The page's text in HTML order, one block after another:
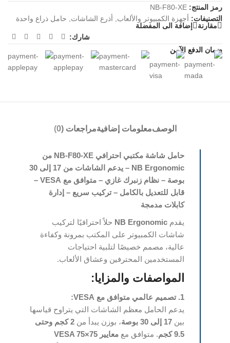
رمز المنتج: NB-F80-XE
التصنيفات: أجهزة الكمبيوتر والألعاب أذرع الشاشات
حامل ذراع واحدة
مقارنة
إضافة الى المفضلة
شارك:
ضمان الدفع الآمن
الوصفمعلومات إضافيةمراجعات (0)
حامل شاشة مكتبي احترافي NB-F80-XE من
NB Ergonomic – يدعم الشاشات من 17 إلى 30
بوصة – نظام زنبرك غازي – متوافق مع VESA –
قابل للتعديل بالكامل – تركيب سريع – إدارة
كابلات مدمجة
يقدم NB Ergonomic حلاً احترافيًا لتركيب
شاشات الكمبيوتر على المكتب بمرونة وكفاءة
عالية، مصمم خصيصًا لتلبية احتياجات
المستخدمين المحترفين وعشاق الألعاب.
المواصفات والمزايا:
1. تصميم عالمي متوافق مع VESA:
يدعم الحامل معظم الشاشات التي يتراوح قياسها
بين 17 إلى 30 بوصة ، بوزن يبدأ من
2 كجم وحتى
9.5 كجم
. متوافق مع
معايير VESA 75×75